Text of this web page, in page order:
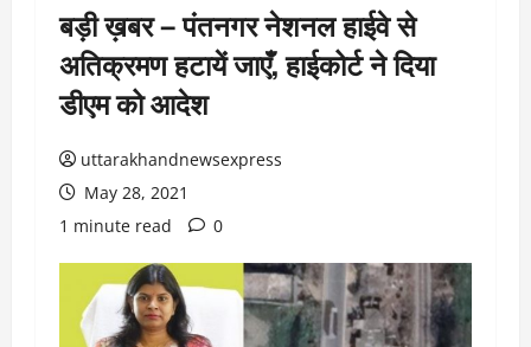
बड़ी ख़बर – पंतनगर नेशनल हाईवे से
अतिक्रमण हटायें जाएँ, हाईकोर्ट ने दिया
डीएम को आदेश
uttarakhandnewsexpress
May 28, 2021
1 minute read
0